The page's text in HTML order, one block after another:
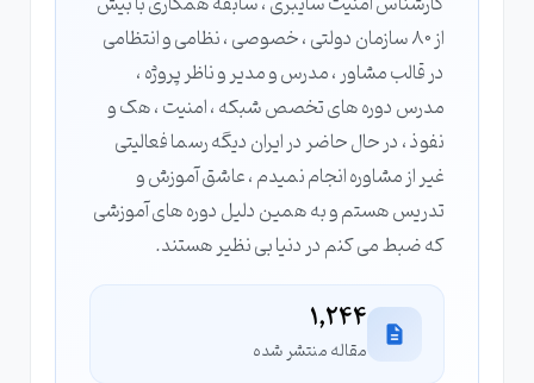
از 80 سازمان دولتی ، خصوصی ، نظامی و انتظامی
در قالب مشاور ، مدرس و مدیر و ناظر پروژه ،
مدرس دوره های تخصص شبکه ، امنیت ، هک و
نفوذ ، در حال حاضر در ایران دیگه رسما فعالیتی
غیر از مشاوره انجام نمیدم ، عاشق آموزش و
تدریس هستم و به همین دلیل دوره های آموزشی
که ضبط می کنم در دنیا بی نظیر هستند.
1,244
مقاله منتشر شده